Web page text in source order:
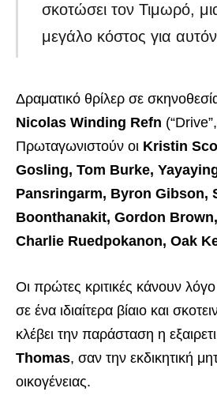
σκοτώσει τον Τιμωρό,
μεγάλο κόστος για
Δραματικό θρίλερ σε
Nicolas Winding Refn
Πρωταγωνιστούν οι Kristin
Gosling, Tom Burke,
Pansringarm, Byron Gibson,
Boonthanakit, Gordon
Charlie Ruedpokanon, Oak
Οι πρώτες κριτικές κάνουν
σε ένα ιδιαίτερα βίαιο και
κλέβει την παράσταση η
Thomas, σαν την εκδικητική
οικογένειας.